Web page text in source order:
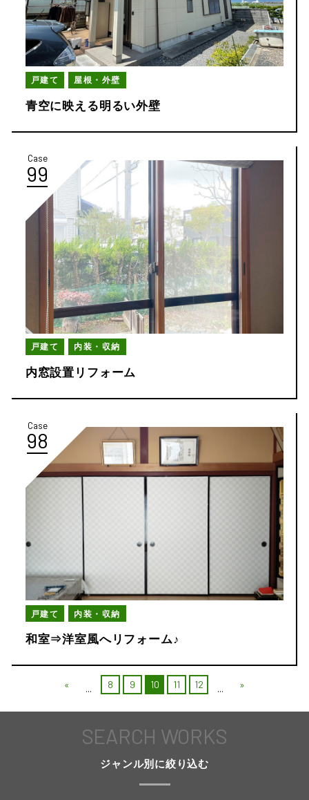
戸建て 屋根・外壁
青空に映える明るい外壁
Case
99
戸建て 内装・収納
内窓設置リフォーム
Case
98
戸建て 内装・収納
和室⇒洋室風へリフォーム♪
« ... 8 9 10 11 12 ... »
SEARCH WORKS
ジャンル別に絞り込む